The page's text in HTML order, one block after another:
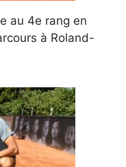
au 4e rang en
à Roland-